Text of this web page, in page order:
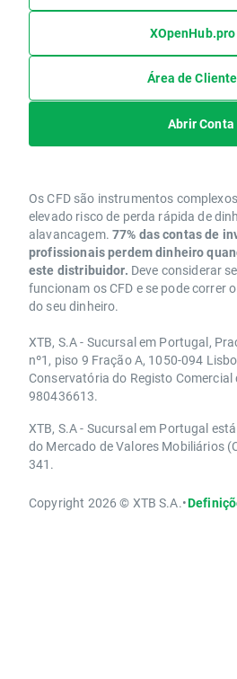
XOpenHub.pro
Área de Cliente
Abrir Conta
Os CFD são instrumentos
elevado risco de perda rápida de
alavancagem. 77% das contas de
profissionais perdem dinheiro
este distribuidor. Deve considerar
funcionam os CFD e se pode correr
do seu dinheiro.
XTB, S.A - Sucursal em Portugal,
nº1, piso 9 Fração A, 1050-094
Conservatória do Registo
980436613.
XTB, S.A - Sucursal em Portugal
do Mercado de Valores Mobiliários
341.
Copyright 2026 © XTB S.A.•